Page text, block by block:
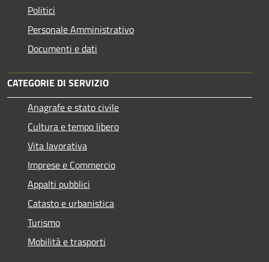
Politici
Personale Amministrativo
Documenti e dati
CATEGORIE DI SERVIZIO
Anagrafe e stato civile
Cultura e tempo libero
Vita lavorativa
Imprese e Commercio
Appalti pubblici
Catasto e urbanistica
Turismo
Mobilità e trasporti